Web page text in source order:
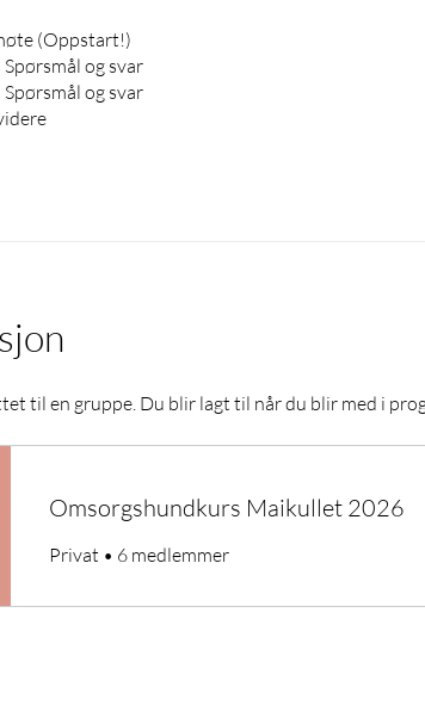
(Oppstart!)
og svar
og svar
til en gruppe. Du blir lagt til når du blir med i
Omsorgshundkurs Maikullet 2026
Privat • 6 medlemmer